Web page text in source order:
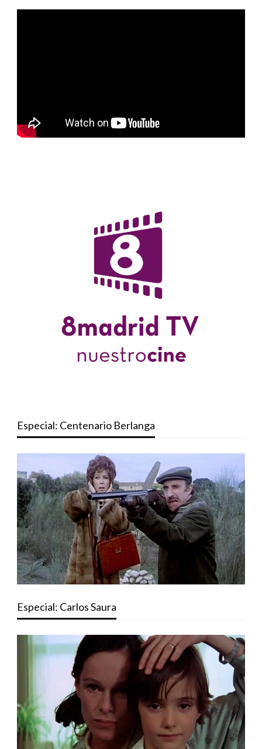
Especial: Centenario Berlanga
Especial: Carlos Saura